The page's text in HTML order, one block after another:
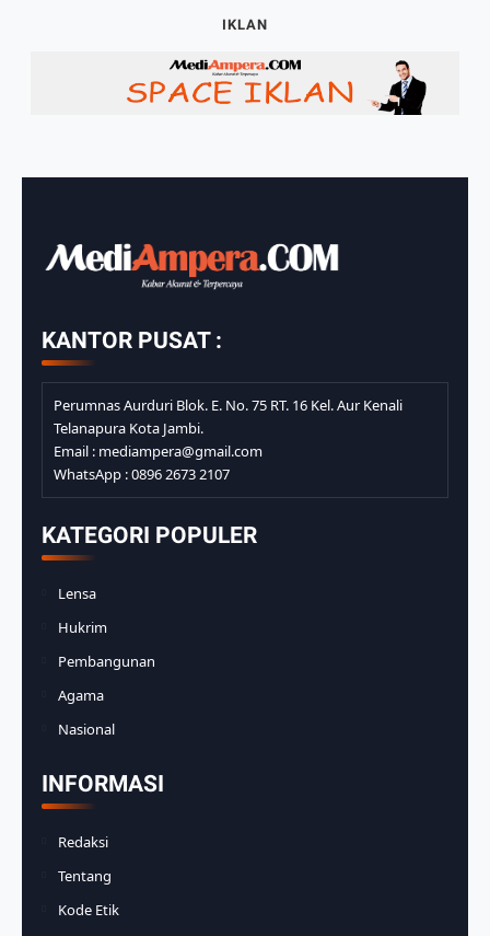
IKLAN
KANTOR PUSAT :
Perumnas Aurduri Blok. E. No. 75 RT. 16 Kel. Aur Kenali
Telanapura Kota Jambi.
Email : mediampera@gmail.com
WhatsApp : 0896 2673 2107
KATEGORI POPULER
Lensa
Hukrim
Pembangunan
Agama
Nasional
INFORMASI
Redaksi
Tentang
Kode Etik